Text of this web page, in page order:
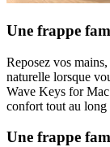
Une frappe
Reposez vos
naturelle lorsque
Wave Keys for Mac
confort tout au long
Une frappe